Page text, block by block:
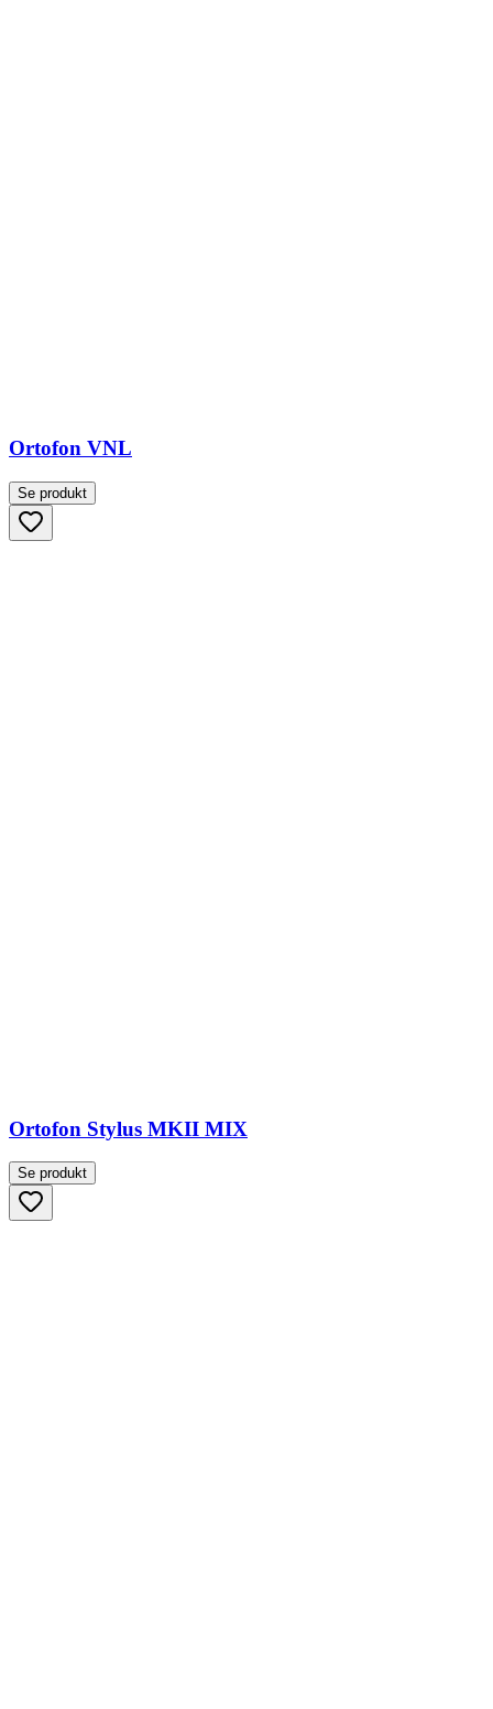
Ortofon VNL
Se produkt
Ortofon Stylus MKII MIX
Se produkt